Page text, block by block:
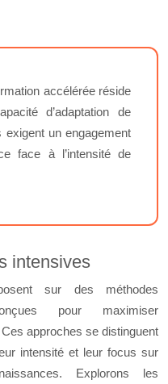
accélérée réside
d’adaptation de
exigent un engagement
face à l’intensité de
intensives
sur des méthodes
pour maximiser
approches se distinguent
intensité et leur focus sur
Explorons les